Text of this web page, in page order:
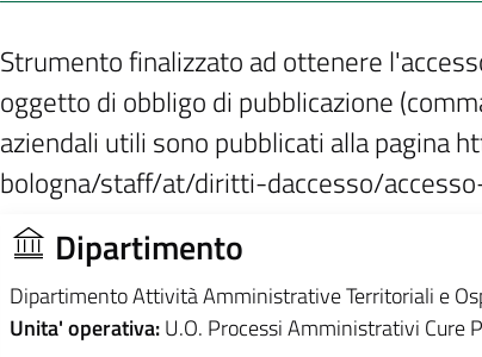
Strumento finalizzato ad ottenere
oggetto di obbligo di pubblicazione
aziendali utili sono pubblicati alla pagina
bologna/staff/at/diritti-daccesso/
Dipartimento
Dipartimento Attività Amministrative Territoriali e
Unita' operativa:U.O. Processi Amministrativi Cure